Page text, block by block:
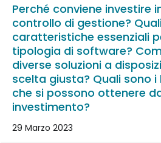
Perché conviene investire
controllo di gestione?
caratteristiche essenziali
tipologia di software?
diverse soluzioni a
scelta giusta? Quali sono
che si possono ottenere
investimento?
29 Marzo 2023